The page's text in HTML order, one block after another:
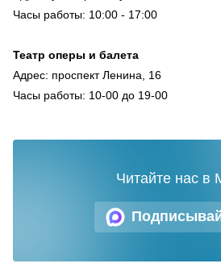
Часы работы: 10:00 - 17:00
Театр оперы и балета
Адрес: проспект Ленина, 16
Часы работы: 10-00 до 19-00
Читайте нас в